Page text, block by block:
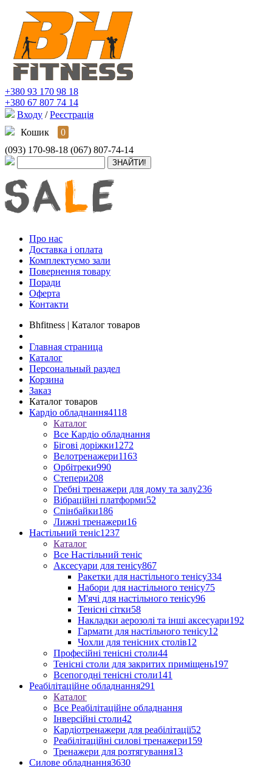
+380 93 170 98 18
+380 67 807 74 14
Входу / Реєстрація
Кошик
0
(093) 170-98-18 (067) 807-74-14
Про нас
Доставка і оплата
Комплектуємо зали
Повернення товару
Поради
Оферта
Контакти
Bhfitness | Каталог товаров
Главная страница
Каталог
Персональный раздел
Корзина
Заказ
Каталог товаров
Кардіо обладнання4118
Каталог
Все Кардіо обладнання
Бігові доріжки1272
Велотренажери1163
Орбітреки990
Степери208
Гребні тренажери для дому та залу236
Вібраційні платформи52
Спінбайки186
Лижні тренажери16
Настільний теніс1237
Каталог
Все Настільний теніс
Аксесуари для тенісу867
Ракетки для настільного тенісу334
Набори для настільного тенісу75
М'ячі для настільного тенісу96
Тенісні сітки58
Накладки аерозолі та інші аксесуари192
Гармати для настільного тенісу12
Чохли для тенісних столів12
Професійні тенісні столи44
Тенісні столи для закритих приміщень197
Всепогодні тенісні столи141
Реабілітаційне обладнання291
Каталог
Все Реабілітаційне обладнання
Інверсійні столи42
Кардіотренажери для реабілітації52
Реабілітаційні силові тренажери159
Тренажери для розтягування13
Силове обладнання3630